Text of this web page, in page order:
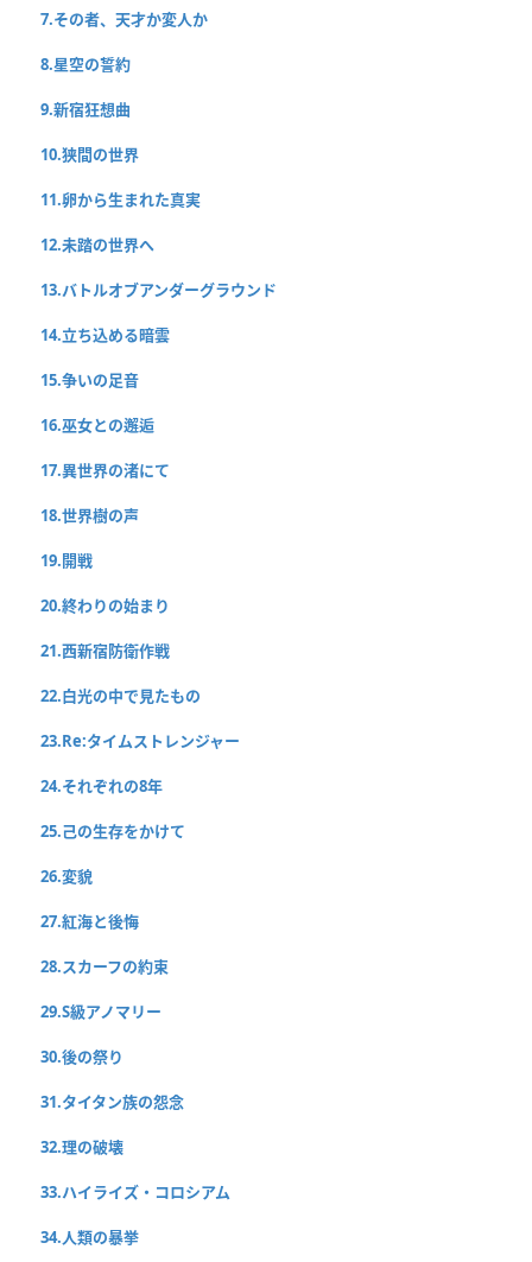
7.その者、天才か変人か
8.星空の誓約
9.新宿狂想曲
10.狭間の世界
11.卵から生まれた真実
12.未踏の世界へ
13.バトルオブアンダーグラウンド
14.立ち込める暗雲
15.争いの足音
16.巫女との邂逅
17.異世界の渚にて
18.世界樹の声
19.開戦
20.終わりの始まり
21.西新宿防衛作戦
22.白光の中で見たもの
23.Re:タイムストレンジャー
24.それぞれの8年
25.己の生存をかけて
26.変貌
27.紅海と後悔
28.スカーフの約束
29.S級アノマリー
30.後の祭り
31.タイタン族の怨念
32.理の破壊
33.ハイライズ・コロシアム
34.人類の暴挙